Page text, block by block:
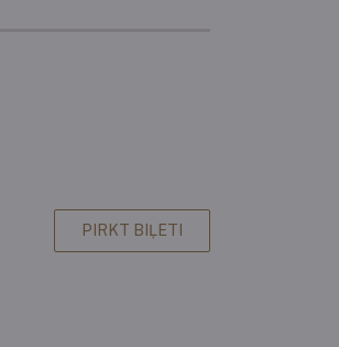
PIRKT BIĻETI